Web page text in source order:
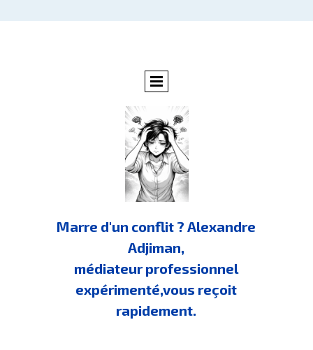
Marre d'un conflit ? Alexandre
Adjiman,
médiateur professionnel
expérimenté,vous reçoit
rapidement.